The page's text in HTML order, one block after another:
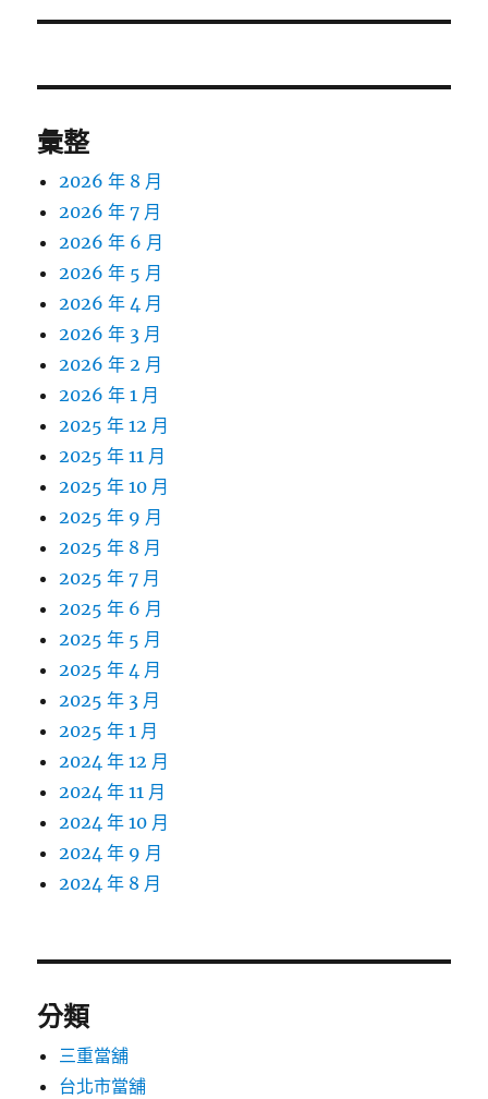
文
彙整
2026 年 8 月
2026 年 7 月
2026 年 6 月
2026 年 5 月
2026 年 4 月
2026 年 3 月
2026 年 2 月
2026 年 1 月
2025 年 12 月
2025 年 11 月
2025 年 10 月
2025 年 9 月
2025 年 8 月
2025 年 7 月
2025 年 6 月
2025 年 5 月
2025 年 4 月
2025 年 3 月
2025 年 1 月
2024 年 12 月
2024 年 11 月
2024 年 10 月
2024 年 9 月
2024 年 8 月
分類
三重當舖
台北市當舖